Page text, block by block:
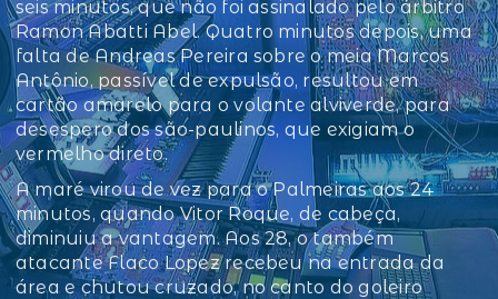
seis minutos, que não foi assinalado pelo árbitro
Ramon Abatti Abel. Quatro minutos depois, uma
falta de Andreas Pereira sobre o meia Marcos
Antônio, passível de expulsão, resultou em
cartão amarelo para o volante alviverde, para
desespero dos são-paulinos, que exigiam o
vermelho direto.
A maré virou de vez para o Palmeiras aos 24
minutos, quando Vitor Roque, de cabeça,
diminuiu a vantagem. Aos 28, o também
atacante Flaco Lopez recebeu na entrada da
área e chutou cruzado, no canto do goleiro